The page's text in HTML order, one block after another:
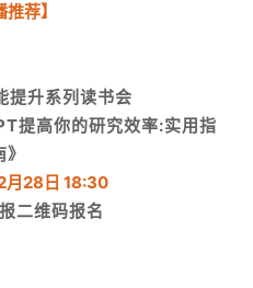
推荐】
提升系列读书会
提高你的研究效率:实用指
》
月28日 18:30
二维码报名